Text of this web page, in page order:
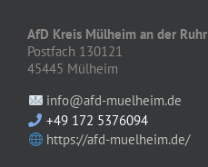
AfD Kreis Mülheim an der Ruhr
Postfach 130121
45445 Mülheim
info@afd-muelheim.de
+49 172 5376094
https://afd-muelheim.de/